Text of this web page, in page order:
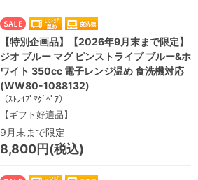
【特別企画品】【2026年9月末まで限定】
ジオ ブルー マグ ピンストライプ ブルー&ホ
ワイト 350cc 電子レンジ温め 食洗機対応
(WW80-1088132)
（ｽﾄﾗｲﾌﾟﾏｸﾞﾍﾟｱ）
【ギフト好適品】
9月末まで限定
8,800円(税込)